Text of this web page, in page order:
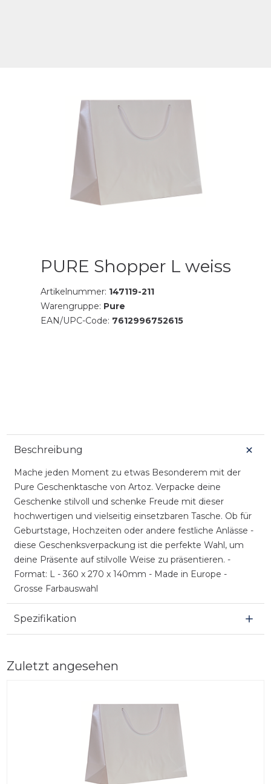
PURE Shopper L weiss
Artikelnummer: 147119-211
Warengruppe: Pure
EAN/UPC-Code: 7612996752615
Beschreibung
Mache jeden Moment zu etwas Besonderem mit der
Pure Geschenktasche von Artoz. Verpacke deine
Geschenke stilvoll und schenke Freude mit dieser
hochwertigen und vielseitig einsetzbaren Tasche. Ob für
Geburtstage, Hochzeiten oder andere festliche Anlässe -
diese Geschenksverpackung ist die perfekte Wahl, um
deine Präsente auf stilvolle Weise zu präsentieren. -
Format: L - 360 x 270 x 140mm - Made in Europe -
Grosse Farbauswahl
Spezifikation
Zuletzt angesehen